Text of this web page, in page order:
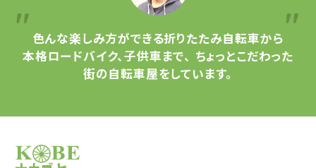
色んな楽しみ方ができる折りたたみ自転車から
本格ロードバイク、子供車まで、 ちょっとこだわった
街の自転車屋をしています。
サイクルショップナカゴヤ